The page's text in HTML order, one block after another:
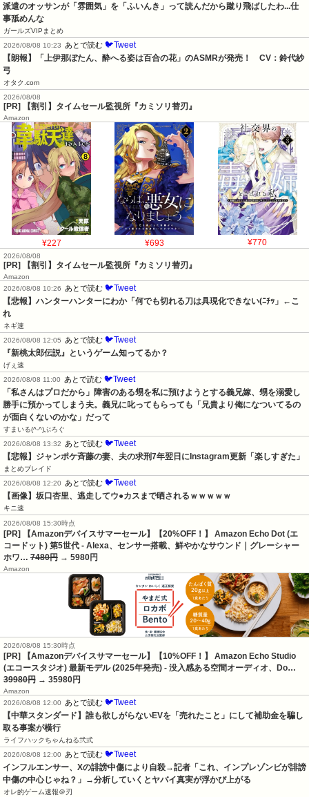
派遣のオッサンが「雰囲気」を「ふいんき」って読んだから蹴り飛ばしたわ...仕
事舐めんな
ガールズVIPまとめ
2026/08/08 10:23
あとで読む 🐦Tweet
【朗報】「上伊那ぼたん、酔へる姿は百合の花」のASMRが発売！　CV：鈴代紗
弓
オタク.com
2026/08/08
[PR] 【割引】タイムセール監視所『カミソリ替刃』
Amazon
¥227 ¥693 ¥770
2026/08/08
[PR] 【割引】タイムセール監視所『カミソリ替刃』
Amazon
2026/08/08 10:26
あとで読む 🐦Tweet
【悲報】ハンターハンターにわか「何でも切れる刀は具現化できない(ﾆﾁｯ」←こ
れ
ネギ速
2026/08/08 12:05
あとで読む 🐦Tweet
『新桃太郎伝説』というゲーム知ってるか？
げぇ速
2026/08/08 11:00
あとで読む 🐦Tweet
「私さんはプロだから」障害のある甥を私に預けようとする義兄嫁、甥を溺愛し
勝手に預かってしまう夫。義兄に叱ってもらっても「兄貴より俺になついてるの
が面白くないのかな」だって
すまいる(^-^)ぶろぐ
2026/08/08 13:32
あとで読む 🐦Tweet
【悲報】ジャンポケ斉藤の妻、夫の求刑7年翌日にInstagram更新「楽しすぎた」
まとめブレイド
2026/08/08 12:20
あとで読む 🐦Tweet
【画像】坂口杏里、逃走してウ●カスまで晒されるｗｗｗｗｗ
キニ速
2026/08/08 15:30時点
[PR] 【Amazonデバイスサマーセール】【20%OFF！】 Amazon Echo Dot (エ
コードット) 第5世代 - Alexa、センサー搭載、鮮やかなサウンド｜グレーシャー
ホワ… 7480円 → 5980円
Amazon
2026/08/08 15:30時点
[PR] 【Amazonデバイスサマーセール】【10%OFF！】 Amazon Echo Studio
(エコースタジオ) 最新モデル (2025年発売) - 没入感ある空間オーディオ、Do…
39980円 → 35980円
Amazon
2026/08/08 12:00
あとで読む 🐦Tweet
【中華スタンダード】誰も欲しがらないEVを「売れたこと」にして補助金を騙し
取る事案が横行
ライフハックちゃんねる弐式
2026/08/08 12:00
あとで読む 🐦Tweet
インフルエンサー、Xの誹謗中傷により自殺→記者「これ、インプレゾンビが誹謗
中傷の中心じゃね？」→分析していくとヤバイ真実が浮かび上がる
オレ的ゲーム速報＠刃